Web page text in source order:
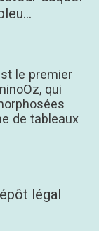
le premier
qui
de tableaux
légal